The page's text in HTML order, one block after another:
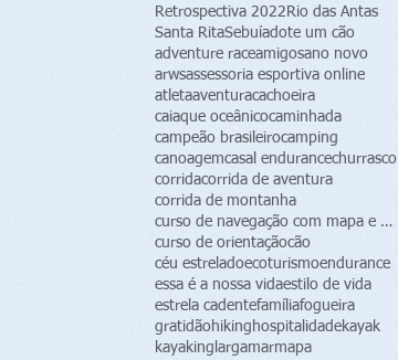
Retrospectiva 2022 Rio das Antas
Santa RitaSebuíadote um cão
adventure raceamigosano novo
arwsassessoria esportiva online
atletaaventuracachoeira
caiaque oceânicocaminhada
campeão brasileirocamping
canoagemcasal endurancechurrasco
corridacorrida de aventura
corrida de montanha
curso de navegação com mapa e bússola
curso de orientaçãocão
céu estreladoecoturismoendurance
essa é a nossa vidaestilo de vida
estrela cadentefamíliafogueira
gratidãohiking hospitalidadekayak
kayaking largamarmapa